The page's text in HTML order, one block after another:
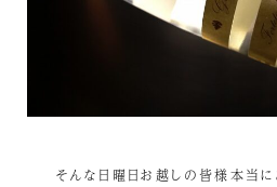
そんな日曜日お越しの皆様本当に